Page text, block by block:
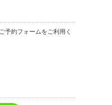
予約フォームをご利用く